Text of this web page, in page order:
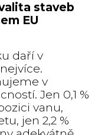
staveb
EU
daří v
v
Jen 0,1 %
vanu,
jen 2,2 %